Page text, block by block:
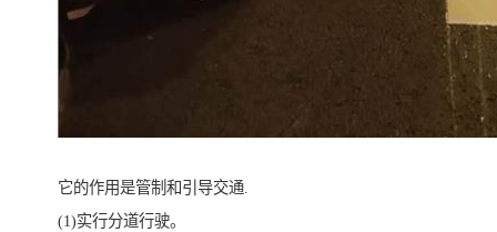
它的作用是管制和引导交通.
(1)实行分道行驶。